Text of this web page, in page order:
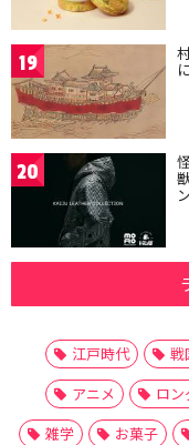
19
20
江戸時代 戦
アニメ
ロン
雑学
お菓子